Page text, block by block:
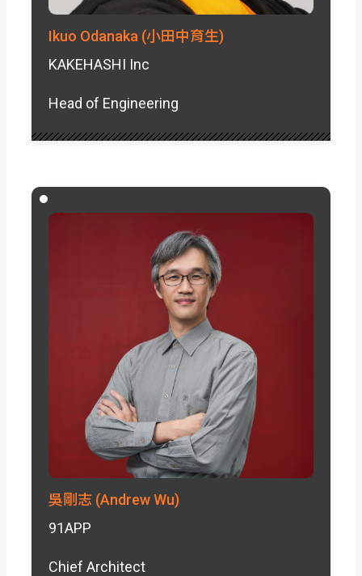
Ikuo Odanaka (小田中育生)
KAKEHASHI Inc
Head of Engineering
吳剛志 (Andrew Wu)
91APP
Chief Architect